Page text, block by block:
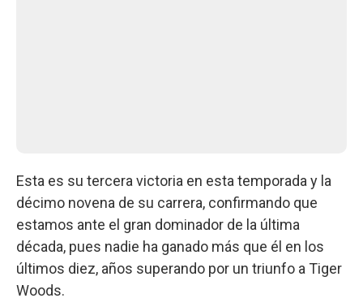
Esta es su tercera victoria en esta temporada y la
décimo novena de su carrera, confirmando que
estamos ante el gran dominador de la última
década, pues nadie ha ganado más que él en los
últimos diez, años superando por un triunfo a Tiger
Woods.